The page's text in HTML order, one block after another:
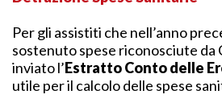
Per gli assistiti che nell’anno
sostenuto spese riconosciute da
inviato l’Estratto Conto delle
utile per il calcolo delle spese